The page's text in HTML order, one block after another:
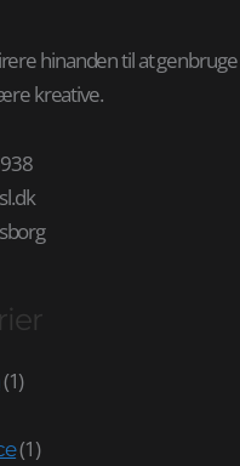
hinanden til at genbruge
kreative.
(1)
(1)